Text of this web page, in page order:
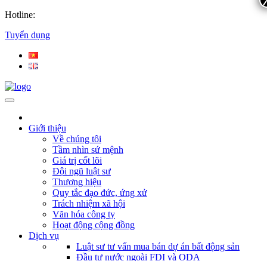
Hotline:
Tuyển dụng
Giới thiệu
Về chúng tôi
Tầm nhìn sứ mệnh
Giá trị cốt lõi
Đội ngũ luật sư
Thương hiệu
Quy tắc đạo đức, ứng xử
Trách nhiệm xã hội
Văn hóa công ty
Hoạt động cộng đồng
Dịch vụ
Luật sư tư vấn mua bán dự án bất động sản
Đầu tư nước ngoài FDI và ODA